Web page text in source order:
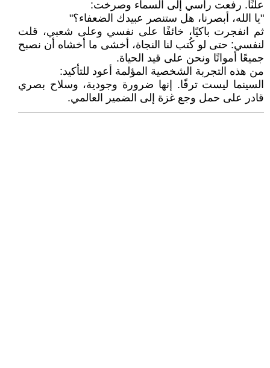
علنًا. رفعت رأسي إلى السماء وصرخت:
"يا الله، أبصرنا، هل ستنصر عبيدك الضعفاء؟"
ثم انفجرت باكيًا، خائفًا على نفسي وعلى شعبي، قلت
لنفسي: حتى لو كُتب لنا النجاة، أخشى ما أخشاه أن نصبح
جميعًا أمواتًا ونحن على قيد الحياة.
من هذه التجربة الشخصية المؤلمة أعود للتأكيد:
السينما ليست ترفًا. إنها ضرورة وجودية، وسلاح بصري
قادر على حمل وجع غزة إلى الضمير العالمي.